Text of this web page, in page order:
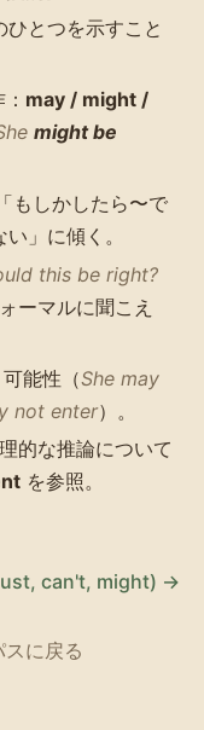
とつを示すこと
may / might /
might be
もしかしたら〜で
」に傾く。
this be right?
ーマルに聞こえ
能性（She may
not enter）。
的な推論について
を参照。
can't, might) →
に戻る